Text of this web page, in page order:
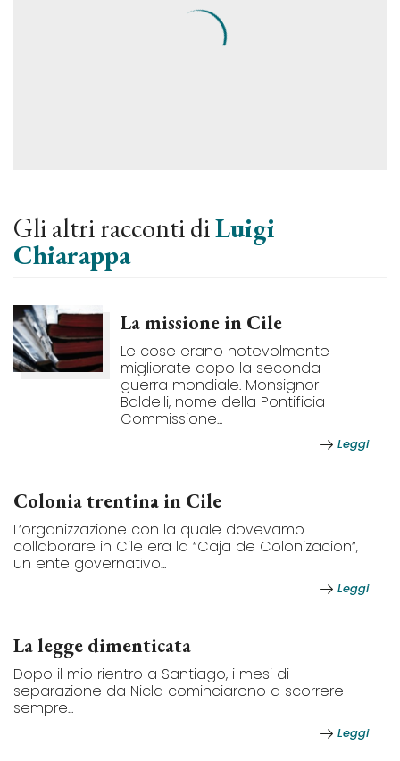
Gli altri racconti diLuigi
Chiarappa
La missione in Cile
Le cose erano notevolmente
migliorate dopo la seconda
guerra mondiale. Monsignor
Baldelli, nome della Pontificia
Commissione...
Leggi
Colonia trentina in Cile
L’organizzazione con la quale dovevamo
collaborare in Cile era la “Caja de Colonizacion”,
un ente governativo...
Leggi
La legge dimenticata
Dopo il mio rientro a Santiago, i mesi di
separazione da Nicla cominciarono a scorrere
sempre...
Leggi